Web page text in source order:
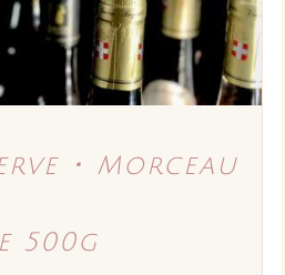
･ Morceau
500g